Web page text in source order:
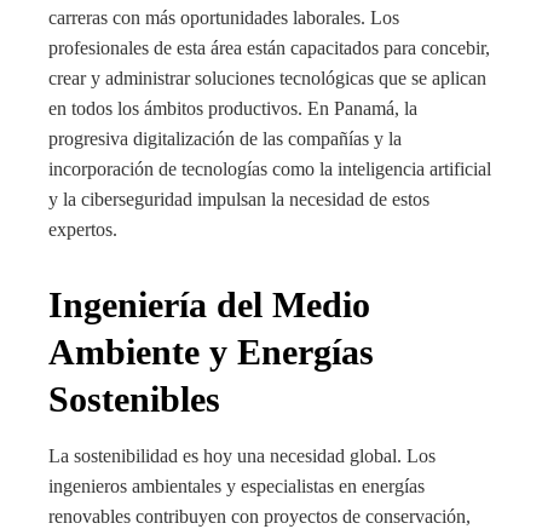
carreras con más oportunidades laborales. Los
profesionales de esta área están capacitados para concebir,
crear y administrar soluciones tecnológicas que se aplican
en todos los ámbitos productivos. En Panamá, la
progresiva digitalización de las compañías y la
incorporación de tecnologías como la inteligencia artificial
y la ciberseguridad impulsan la necesidad de estos
expertos.
Ingeniería del Medio
Ambiente y Energías
Sostenibles
La sostenibilidad es hoy una necesidad global. Los
ingenieros ambientales y especialistas en energías
renovables contribuyen con proyectos de conservación,